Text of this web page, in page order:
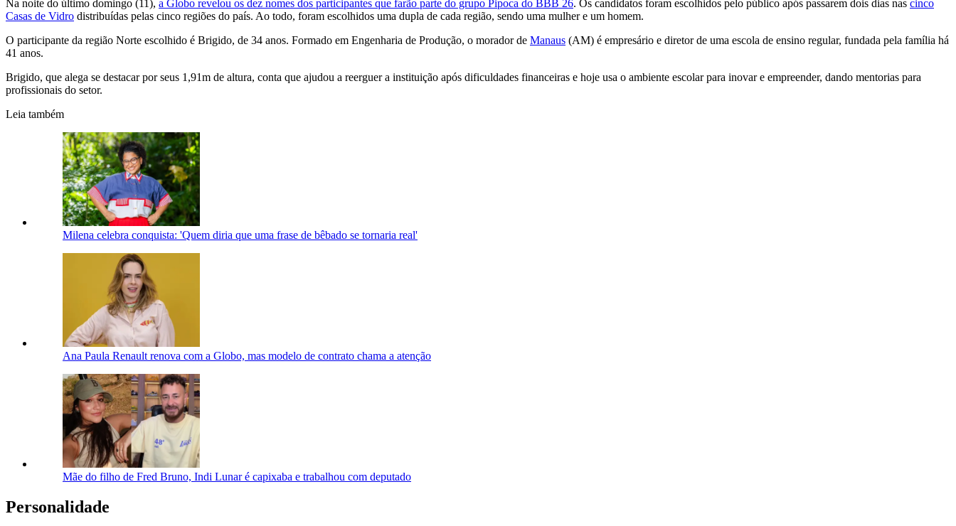
Na noite do último domingo (11), a Globo revelou os dez nomes dos participantes que farão parte do grupo Pipoca do BBB 26. Os candidatos foram escolhidos pelo público após passarem dois dias nas cinco
Casas de Vidro distribuídas pelas cinco regiões do país. Ao todo, foram escolhidos uma dupla de cada região, sendo uma mulher e um homem.
O participante da região Norte escolhido é Brigido, de 34 anos. Formado em Engenharia de Produção, o morador de Manaus (AM) é empresário e diretor de uma escola de ensino regular, fundada pela família há
41 anos.
Brigido, que alega se destacar por seus 1,91m de altura, conta que ajudou a reerguer a instituição após dificuldades financeiras e hoje usa o ambiente escolar para inovar e empreender, dando mentorias para
profissionais do setor.
Leia também
Milena celebra conquista: 'Quem diria que uma frase de bêbado se tornaria real'
Ana Paula Renault renova com a Globo, mas modelo de contrato chama a atenção
Mãe do filho de Fred Bruno, Indi Lunar é capixaba e trabalhou com deputado
Personalidade